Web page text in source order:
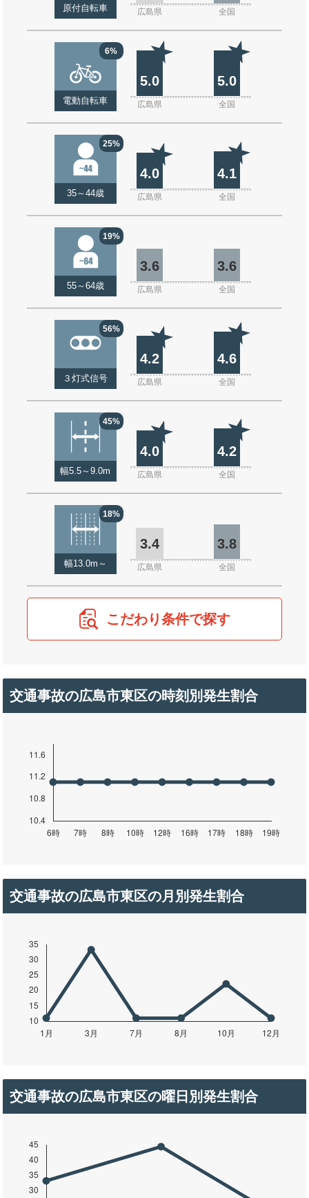
原付自転車 広島県 全国
6%
電動自転車
5.0 5.0
広島県 全国
25%
35～44歳
4.0 4.1
広島県 全国
19%
55～64歳
3.6 3.6
広島県 全国
56%
３灯式信号
4.2 4.6
広島県 全国
45%
幅5.5～9.0m
4.0 4.2
広島県 全国
18%
幅13.0m～
3.4 3.8
広島県 全国
こだわり条件で探す
交通事故の広島市東区の時刻別発生割合
交通事故の広島市東区の月別発生割合
交通事故の広島市東区の曜日別発生割合